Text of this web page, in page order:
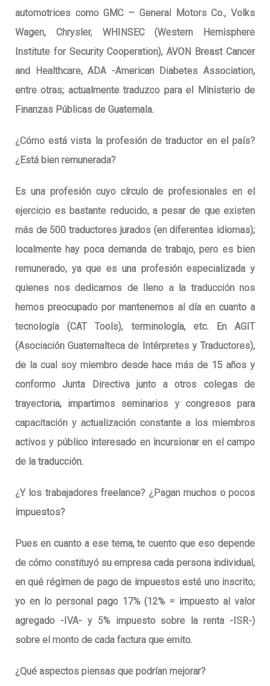
automotrices como GMC – General Motors Co., Volks
Wagen, Chrysler, WHINSEC (Western Hemisphere
Institute for Security Cooperation), AVON Breast Cancer
and Healthcare, ADA -American Diabetes Association,
entre otras; actualmente traduzco para el Ministerio de
Finanzas Públicas de Guatemala.
¿Cómo está vista la profesión de traductor en el país?
¿Está bien remunerada?
Es una profesión cuyo círculo de profesionales en el
ejercicio es bastante reducido, a pesar de que existen
más de 500 traductores jurados (en diferentes idiomas);
localmente hay poca demanda de trabajo, pero es bien
remunerado, ya que es una profesión especializada y
quienes nos dedicamos de lleno a la traducción nos
hemos preocupado por mantenernos al día en cuanto a
tecnología (CAT Tools), terminología, etc. En AGIT
(Asociación Guatemalteca de Intérpretes y Traductores),
de la cual soy miembro desde hace más de 15 años y
conformo Junta Directiva junto a otros colegas de
trayectoria, impartimos seminarios y congresos para
capacitación y actualización constante a los miembros
activos y público interesado en incursionar en el campo
de la traducción.
¿Y los trabajadores freelance? ¿Pagan muchos o pocos
impuestos?
Pues en cuanto a ese tema, te cuento que eso depende
de cómo constituyó su empresa cada persona individual,
en qué régimen de pago de impuestos esté uno inscrito;
yo en lo personal pago 17% (12% = impuesto al valor
agregado -IVA- y 5% impuesto sobre la renta -ISR-)
sobre el monto de cada factura que emito.
¿Qué aspectos piensas que podrían mejorar?